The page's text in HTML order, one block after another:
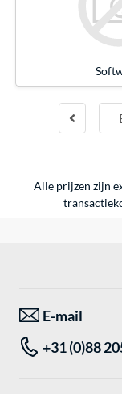
Alle prijzen zijn
E-mail
+31 (0)88